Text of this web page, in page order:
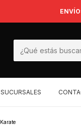
SUCURSALES
Karate